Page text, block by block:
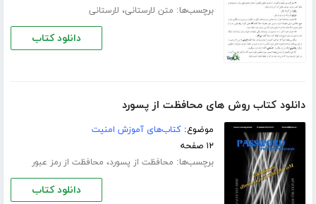
برچسب‌ها: متن لارستانی، لارستانی
دانلود کتاب
دانلود کتاب روش های محافظت از پسورد
موضوع:کتاب‌های آموزش امنیت
۱۲ صفحه
برچسب‌ها: محافظت از پسورد، محافظت از رمز عبور
دانلود کتاب